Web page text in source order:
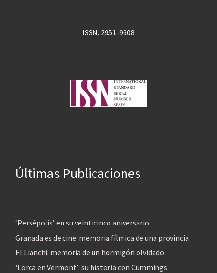
ISSN: 2951-9608
Últimas Publicaciones
‘Persépolis’ en su veinticinco aniversario
Granada es de cine: memoria fílmica de una provincia
El Lianchi: memoria de un hormigón olvidado
‘Lorca en Vermont’: su historia con Cummings